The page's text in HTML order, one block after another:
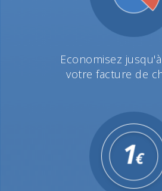
Economisez
votre facture de